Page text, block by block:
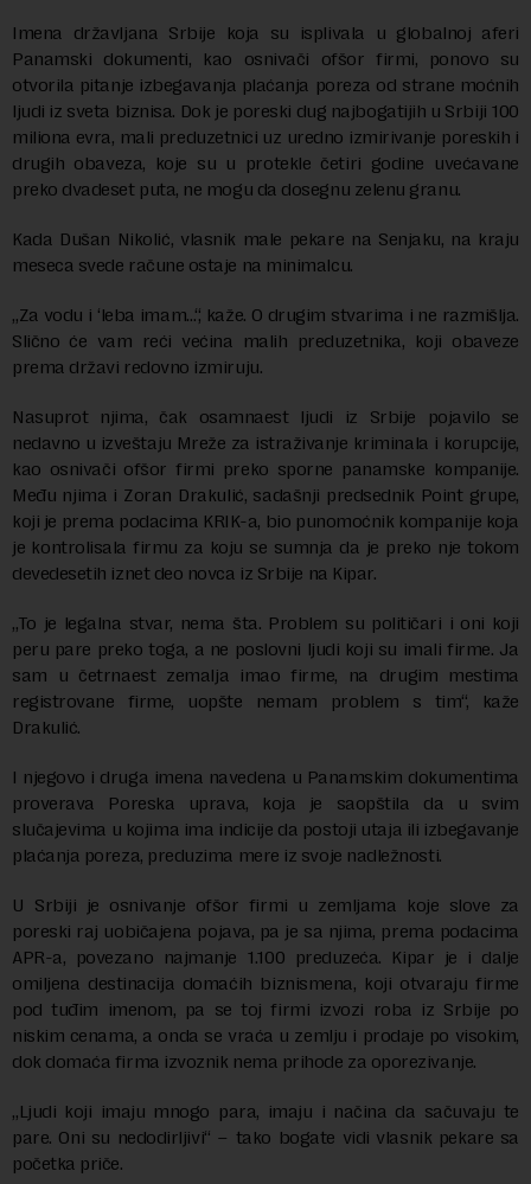
Imena državljana Srbije koja su isplivala u globalnoj aferi
Panamski dokumenti, kao osnivači ofšor firmi, ponovo su
otvorila pitanje izbegavanja plaćanja poreza od strane moćnih
ljudi iz sveta biznisa. Dok je poreski dug najbogatijih u Srbiji 100
miliona evra, mali preduzetnici uz uredno izmirivanje poreskih i
drugih obaveza, koje su u protekle četiri godine uvećavane
preko dvadeset puta, ne mogu da dosegnu zelenu granu.
Kada Dušan Nikolić, vlasnik male pekare na Senjaku, na kraju
meseca svede račune ostaje na minimalcu.
„Za vodu i ‘leba imam…“, kaže. O drugim stvarima i ne razmišlja.
Slično će vam reći većina malih preduzetnika, koji obaveze
prema državi redovno izmiruju.
Nasuprot njima, čak osamnaest ljudi iz Srbije pojavilo se
nedavno u izveštaju Mreže za istraživanje kriminala i korupcije,
kao osnivači ofšor firmi preko sporne panamske kompanije.
Među njima i Zoran Drakulić, sadašnji predsednik Point grupe,
koji je prema podacima KRIK-a, bio punomoćnik kompanije koja
je kontrolisala firmu za koju se sumnja da je preko nje tokom
devedesetih iznet deo novca iz Srbije na Kipar.
„To je legalna stvar, nema šta. Problem su političari i oni koji
peru pare preko toga, a ne poslovni ljudi koji su imali firme. Ja
sam u četrnaest zemalja imao firme, na drugim mestima
registrovane firme, uopšte nemam problem s tim“, kaže
Drakulić.
I njegovo i druga imena navedena u Panamskim dokumentima
proverava Poreskа uprаvа, koja je saopštila da u svim
slučаjevimа u kojimа imа indicije dа postoji utаjа ili izbegаvаnje
plаćаnjа porezа, preduzimа mere iz svoje nаdležnosti.
U Srbiji je osnivanje ofšor firmi u zemljama koje slove za
poreski raj uobičajena pojava, pa je sa njima, prema podacima
APR-a, povezano najmanje 1.100 preduzeća. Kipar je i dalje
omiljena destinacija domaćih biznismena, koji otvaraju firme
pod tuđim imenom, pa se toj firmi izvozi roba iz Srbije po
niskim cenama, a onda se vraća u zemlju i prodaje po visokim,
dok domaća firma izvoznik nema prihode za oporezivanje.
„Ljudi koji imaju mnogo para, imaju i načina da sačuvaju te
pare. Oni su nedodirljivi“ – tako bogate vidi vlasnik pekare sa
početka priče.